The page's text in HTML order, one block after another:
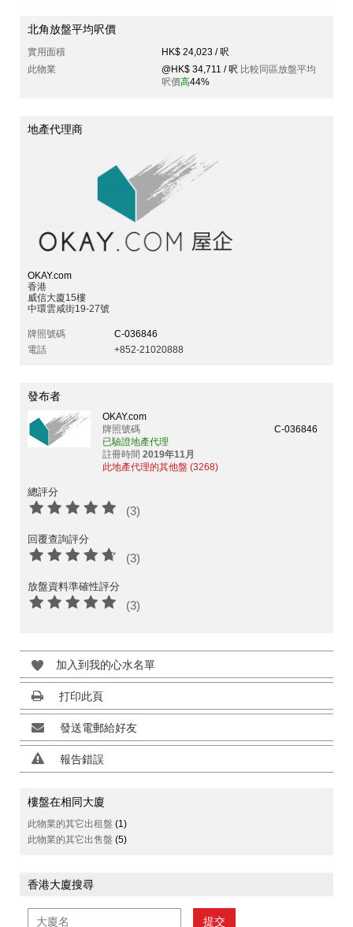
北角放盤平均呎價
實用面積
HK$ 24,023 / 呎
此物業
@HK$ 34,711 / 呎 比較同區放盤平均
呎價高44%
地產代理商
OKAY.com
香港
威信大廈15樓
中環雲咸街19-27號
牌照號碼
C-036846
電話
+852-21020888
發布者
OKAY.com
牌照號碼
C-036846
已驗證地產代理
註冊時間 2019年11月
此地產代理的其他盤 (3268)
總評分
(3)
回覆查詢評分
(3)
放盤資料準確性評分
(3)
加入到我的心水名單
打印此頁
發送電郵給好友
報告錯誤
樓盤在相同大廈
此物業的其它出租盤 (1)
此物業的其它出售盤 (5)
香港大廈搜尋
提交